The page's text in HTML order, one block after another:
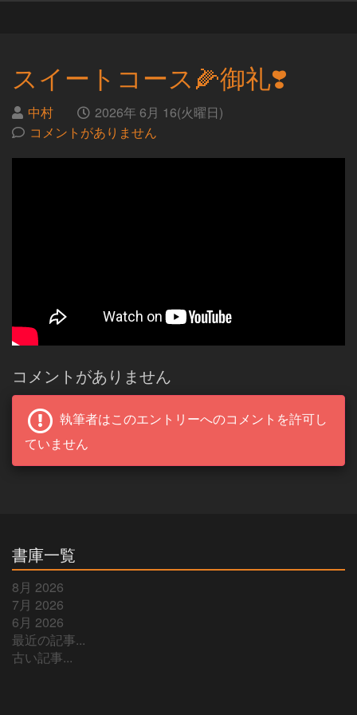
スイートコース🌽御礼❣️
投
稿
中村
日
時
2026年 6月 16(火曜日)
コメントがありません
コメントがありません
執筆者はこのエントリーへのコメントを許可し
ていません
書庫一覧
8月 2026
7月 2026
6月 2026
最近の記事...
古い記事...